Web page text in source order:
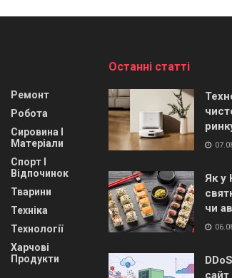
Ремонт
Робота
Сировина І
Матеріали
Спорт І
Відпочинок
Тварини
Техніка
Технології
Харчові
Продукти
Останні статті
Як у
чи